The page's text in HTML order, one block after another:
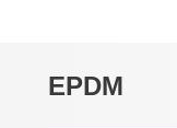
EPDM